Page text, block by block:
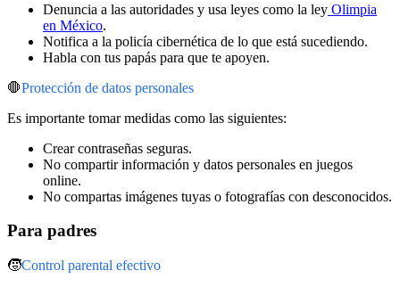
Denuncia a las autoridades y usa leyes como la ley Olimpia
en México.
Notifica a la policía cibernética de lo que está sucediendo.
Habla con tus papás para que te apoyen.
🛑Protección de datos personales
Es importante tomar medidas como las siguientes:
Crear contraseñas seguras.
No compartir información y datos personales en juegos
online.
No compartas imágenes tuyas o fotografías con desconocidos.
Para padres
🧒Control parental efectivo